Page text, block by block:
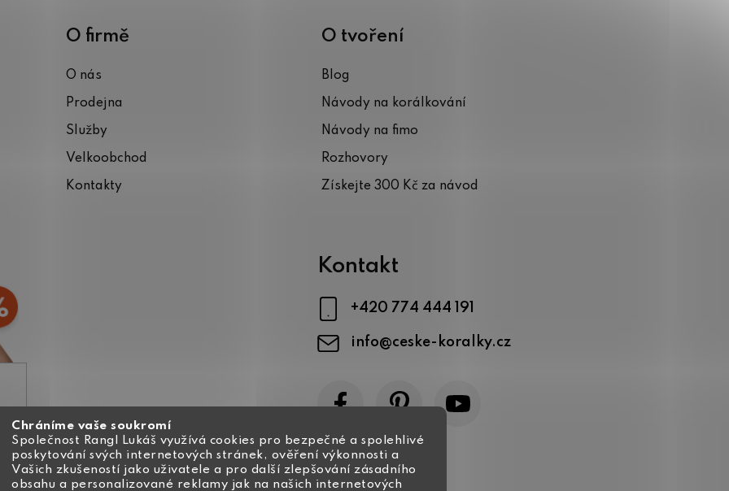
Chráníme vaše soukromí
Společnost Rangl Lukáš využívá cookies pro bezpečné a spolehlivé
poskytování svých internetových stránek, ověření výkonnosti a
Vašich zkušeností jako uživatele a pro další zlepšování zásadního
obsahu a personalizované reklamy jak na našich internetových
O firmě
O nás
Prodejna
Služby
Velkoobchod
Kontakty
O tvoření
Blog
Návody na korálkování
Návody na fimo
Rozhovory
Získejte 300 Kč za návod
Kontakt
info@ceske-koralky.cz
+420 774 444 191